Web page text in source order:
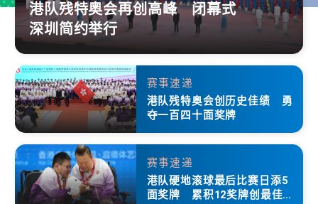
港队残特奥会再创高峰 闭幕式
深圳简约举行
赛事速递
港队残特奥会创历史佳绩 勇
夺一百四十面奖牌
赛事速递
港队硬地滚球最后比赛日添5
面奖牌 累积12奖牌创最佳成